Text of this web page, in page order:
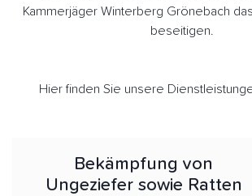
Kammerjäger Winterberg Grönebach
beseitigen.
Hier finden Sie unsere
Bekämpfung von
Ungeziefer sowie Ratten